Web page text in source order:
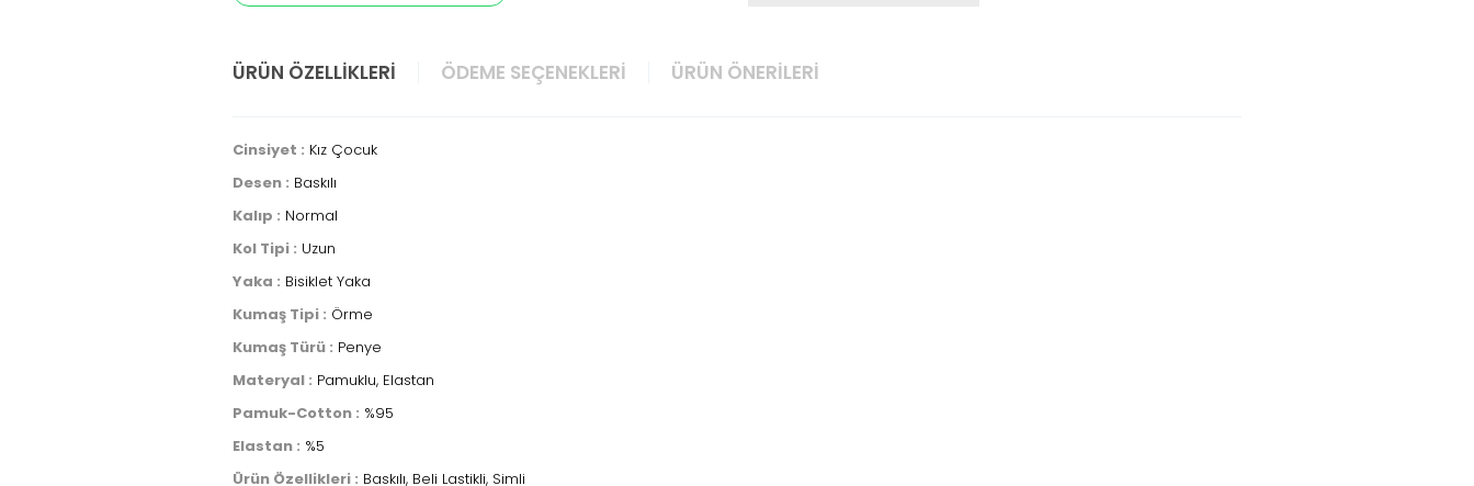
ÜRÜN ÖZELLIKLERI ÖDEME SEÇENEKLERI ÜRÜN ÖNERILERI
Cinsiyet : Kız Çocuk
Desen : Baskılı
Kalıp : Normal
Kol Tipi : Uzun
Yaka : Bisiklet Yaka
Kumaş Tipi : Örme
Kumaş Türü : Penye
Materyal : Pamuklu, Elastan
Pamuk-Cotton : %95
Elastan : %5
Ürün Özellikleri : Baskılı, Beli Lastikli, Simli